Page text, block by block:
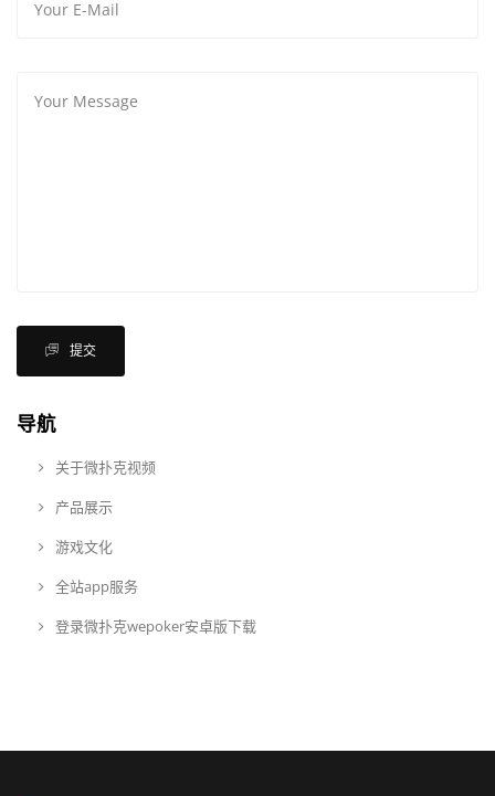
提交
导航
关于微扑克视频
产品展示
游戏文化
全站app服务
登录微扑克wepoker安卓版下载